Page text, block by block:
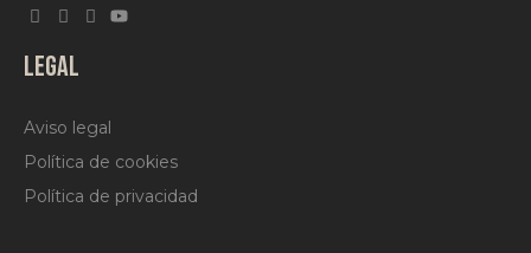
LEGAL
Aviso legal
Política de cookies
Política de privacidad